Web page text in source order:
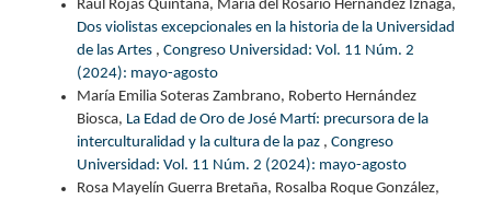
Raúl Rojas Quintana, María del Rosario Hernández Iznaga,
Dos violistas excepcionales en la historia de la Universidad
de las Artes , Congreso Universidad: Vol. 11 Núm. 2
(2024): mayo-agosto
María Emilia Soteras Zambrano, Roberto Hernández
Biosca, La Edad de Oro de José Martí: precursora de la
interculturalidad y la cultura de la paz , Congreso
Universidad: Vol. 11 Núm. 2 (2024): mayo-agosto
Rosa Mayelín Guerra Bretaña, Rosalba Roque González,